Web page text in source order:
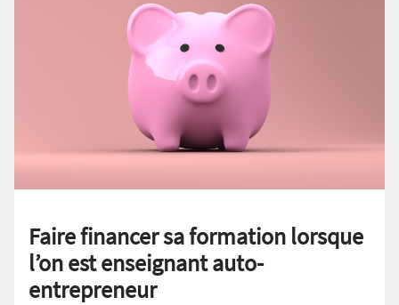
Faire financer sa formation lorsque
l’on est enseignant auto-
entrepreneur